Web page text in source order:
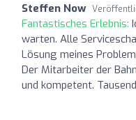
Steffen Now
Fantastisches Erlebnis:
warten. Alle
Lösung meines
Der Mitarbeiter der
und kompetent.